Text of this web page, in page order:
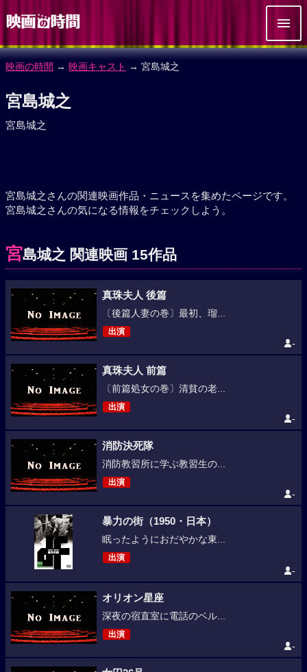
映画の時間 → 映画キャスト → 宮島城之
宮島城之
宮島城之
宮島城之さんの関連映画作品・ニュースを集めたページです。
宮島城之さんの気になる情報をチェックしよう。
宮島城之 関連映画 15作品
真珠夫人 後篇
〔後篇人妻の巻〕最初、瑠...
出演
-
真珠夫人 前篇
〔前篇処女の巻〕清貧の老...
出演
-
消防決死隊
消防教習所に学ぶ教習生の...
出演
-
暴力の街（1950・日本）
眠ったようにおだやかな東...
出演
-
オリオン星座
深夜の宿直室に電話のベル...
出演
-